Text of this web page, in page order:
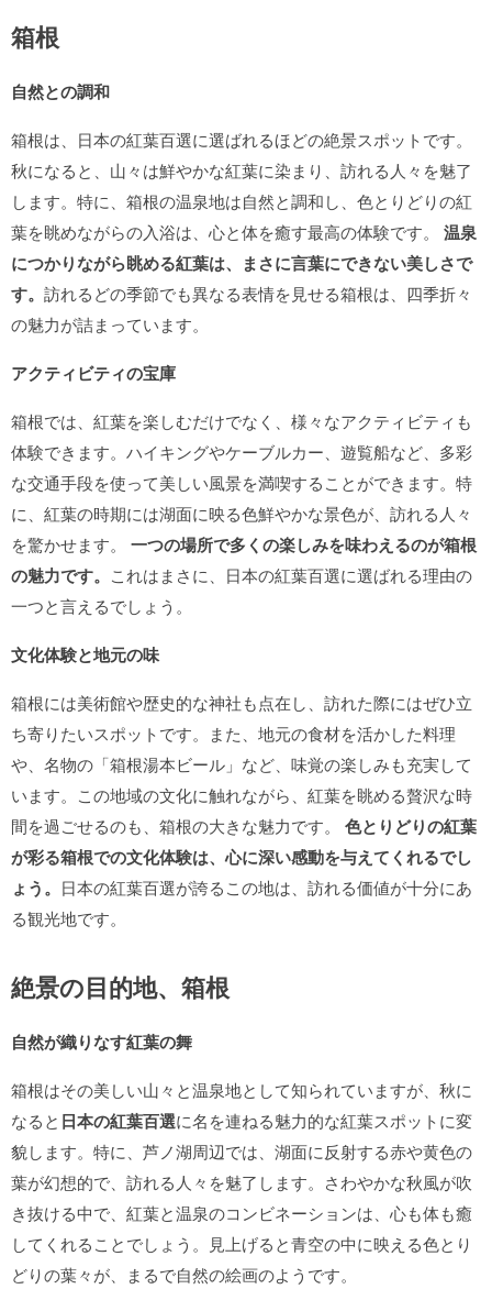
箱根
自然との調和
箱根は、日本の紅葉百選に選ばれるほどの絶景スポットです。
秋になると、山々は鮮やかな紅葉に染まり、訪れる人々を魅了
します。特に、箱根の温泉地は自然と調和し、色とりどりの紅
葉を眺めながらの入浴は、心と体を癒す最高の体験です。 温泉
につかりながら眺める紅葉は、まさに言葉にできない美しさで
す。 訪れるどの季節でも異なる表情を見せる箱根は、四季折々
の魅力が詰まっています。
アクティビティの宝庫
箱根では、紅葉を楽しむだけでなく、様々なアクティビティも
体験できます。ハイキングやケーブルカー、遊覧船など、多彩
な交通手段を使って美しい風景を満喫することができます。特
に、紅葉の時期には湖面に映る色鮮やかな景色が、訪れる人々
を驚かせます。 一つの場所で多くの楽しみを味わえるのが箱根
の魅力です。 これはまさに、日本の紅葉百選に選ばれる理由の
一つと言えるでしょう。
文化体験と地元の味
箱根には美術館や歴史的な神社も点在し、訪れた際にはぜひ立
ち寄りたいスポットです。また、地元の食材を活かした料理
や、名物の「箱根湯本ビール」など、味覚の楽しみも充実して
います。この地域の文化に触れながら、紅葉を眺める贅沢な時
間を過ごせるのも、箱根の大きな魅力です。 色とりどりの紅葉
が彩る箱根での文化体験は、心に深い感動を与えてくれるでし
ょう。 日本の紅葉百選が誇るこの地は、訪れる価値が十分にあ
る観光地です。
絶景の目的地、箱根
自然が織りなす紅葉の舞
箱根はその美しい山々と温泉地として知られていますが、秋に
なると 日本の紅葉百選に名を連ねる魅力的な紅葉スポットに変
貌します。特に、芦ノ湖周辺では、湖面に反射する赤や黄色の
葉が幻想的で、訪れる人々を魅了します。さわやかな秋風が吹
き抜ける中で、紅葉と温泉のコンビネーションは、心も体も癒
してくれることでしょう。見上げると青空の中に映える色とり
どりの葉々が、まるで自然の絵画のようです。